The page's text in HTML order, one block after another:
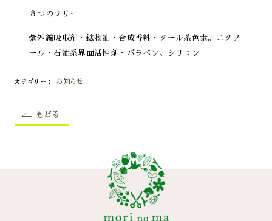
８つのフリー
紫外線吸収剤・鉱物油・合成香料・タール系色素。エタノ
ール・石油系界面活性剤・パラベン。シリコン
カテゴリー お知らせ
もどる